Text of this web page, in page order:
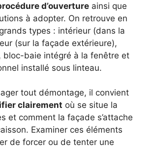
d’ouverture ainsi que
à adopter. On retrouve en
types : intérieur (dans la
(sur la façade extérieure),
bloc-baie intégré à la fenêtre et
installé sous linteau.
tout démontage, il convient
clairement où se situe la
et comment la façade s’attache
Examiner ces éléments
de forcer ou de tenter une